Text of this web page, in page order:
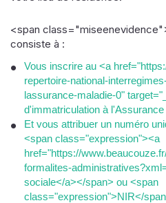
<span
consiste à :
Vous inscrire au <a
repertoire-national-
lassurance-maladie-0"
d'immatriculation à
Et vous attribuer un numéro
<span class="expression"><a
href="https://
formalites-
sociale</a></span> ou <span
class="expression">NIR</